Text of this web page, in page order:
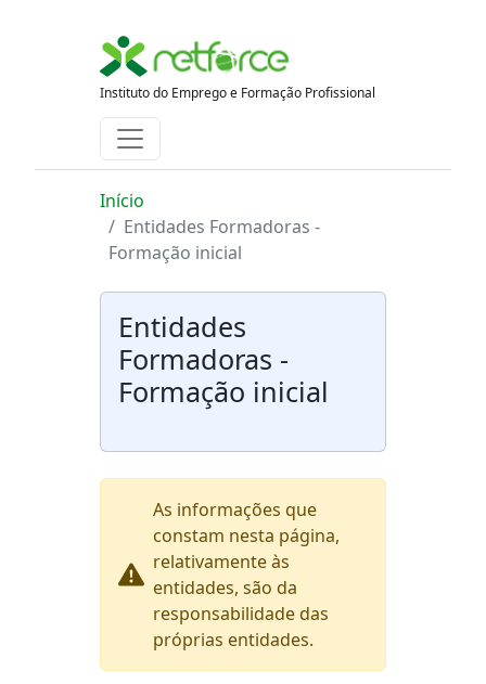
Instituto do Emprego e Formação Profissional
Início
Entidades Formadoras -
Formação inicial
Entidades
Formadoras -
Formação inicial
As informações que
constam nesta página,
relativamente às
entidades, são da
responsabilidade das
próprias entidades.